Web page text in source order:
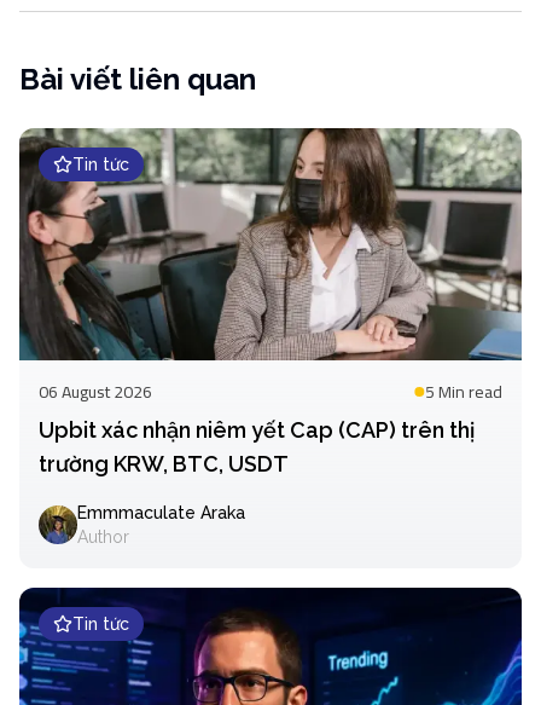
Bài viết liên quan
Tin tức
06 August 2026 5 Minread
Upbit xác nhận niêm yết Cap (CAP) trên thị
trường KRW, BTC, USDT
Emmmaculate Araka
Author
Tin tức